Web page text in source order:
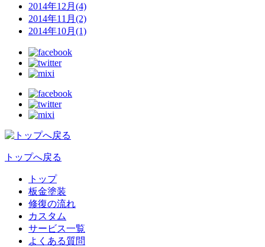
2014年12月(4)
2014年11月(2)
2014年10月(1)
トップへ戻る
トップ
板金塗装
修復の流れ
カスタム
サービス一覧
よくある質問